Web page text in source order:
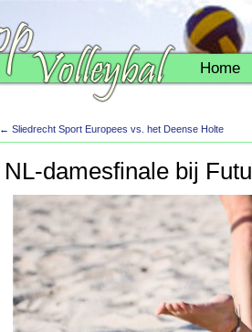
Home
← Sliedrecht Sport Europees vs. het Deense Holte
NL-damesfinale bij